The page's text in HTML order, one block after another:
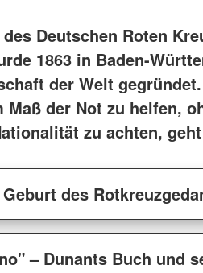
Deutschen Roten
1863 in Baden-
der Welt
Maß der Not zu helfen,
zu achten,
des
– Dunants Buch und